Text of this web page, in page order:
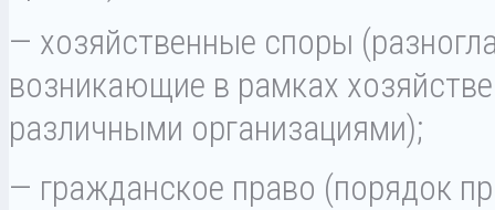
— хозяйственные споры
возникающие в рамках
различными организациями);
— гражданское право (порядок